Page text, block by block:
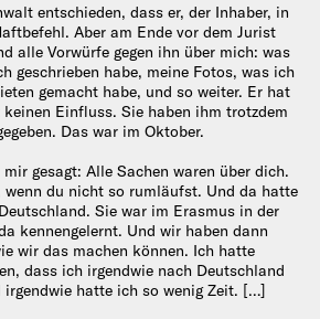
entschieden, dass er, der Inhaber, in
Aber am Ende vor dem Jurist
alle Vorwürfe gegen ihn über mich: was
geschrieben habe, meine Fotos, was ich
gemacht habe, und so weiter. Er hat
Einfluss. Sie haben ihm trotzdem
Das war im Oktober.
gesagt: Alle Sachen waren über dich.
wenn du nicht so rumläufst. Und da hatte
Sie war im Erasmus in der
kennengelernt. Und wir haben dann
wir das machen können. Ich hatte
dass ich irgendwie nach Deutschland
irgendwie hatte ich so wenig Zeit. […]